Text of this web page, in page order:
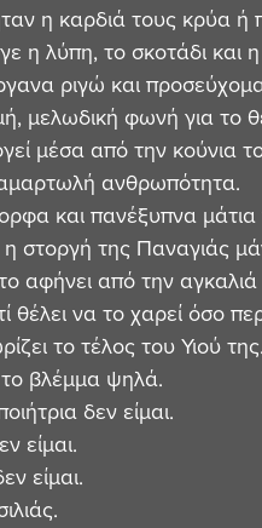
η καρδιά τους κρύα ή
η λύπη, το σκοτάδι και η
ριγώ και
μελωδική φωνή για το
μέσα από την κούνια
ανθρωπότητα.
και πανέξυπνα μάτια
η στοργή της Παναγιάς
αφήνει από την αγκαλιά
θέλει να το χαρεί όσο
το τέλος του Υιού της.
βλέμμα ψηλά.
δεν είμαι.
είμαι.
είμαι.